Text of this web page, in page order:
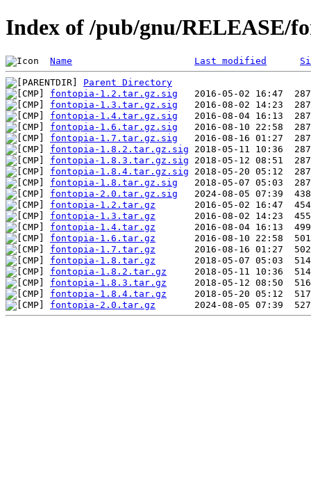
Index of /pub/gnu/RELEASE/
Name Last modified
Parent Directory
fontopia-1.2.tar.gz.sig
fontopia-1.3.tar.gz.sig
fontopia-1.4.tar.gz.sig
fontopia-1.6.tar.gz.sig
fontopia-1.7.tar.gz.sig
fontopia-1.8.2.tar.gz.sig
fontopia-1.8.3.tar.gz.sig
fontopia-1.8.4.tar.gz.sig
fontopia-1.8.tar.gz.sig
fontopia-2.0.tar.gz.sig
fontopia-1.2.tar.gz
fontopia-1.3.tar.gz
fontopia-1.4.tar.gz
fontopia-1.6.tar.gz
fontopia-1.7.tar.gz
fontopia-1.8.tar.gz
fontopia-1.8.2.tar.gz
fontopia-1.8.3.tar.gz
fontopia-1.8.4.tar.gz
fontopia-2.0.tar.gz